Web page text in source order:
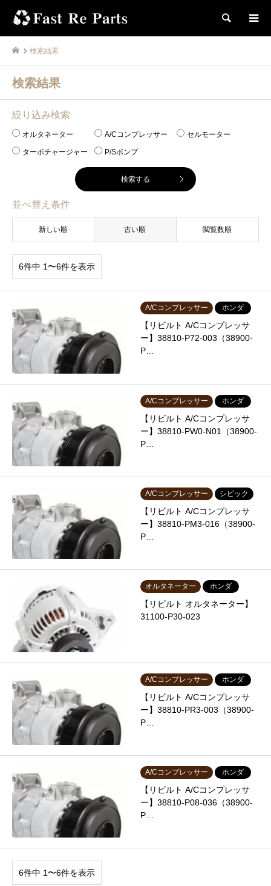
検索
検索結果
検索結果
絞り込み検索
オルタネーター A/Cコンプレッサー セルモーター
ターボチャージャー P/Sポンプ
並べ替え条件
新しい順 古い順 閲覧数順
6件中 1〜6件を表示
A/Cコンプレッサー ホンダ
【リビルト A/Cコンプレッサ
ー】38810-P72-003（38900-
P…
A/Cコンプレッサー ホンダ
【リビルト A/Cコンプレッサ
ー】38810-PW0-N01（38900-
P…
A/Cコンプレッサー シビック
【リビルト A/Cコンプレッサ
ー】38810-PM3-016（38900-
P…
オルタネーター ホンダ
【リビルト オルタネーター】
31100-P30-023
A/Cコンプレッサー ホンダ
【リビルト A/Cコンプレッサ
ー】38810-PR3-003（38900-
P…
A/Cコンプレッサー ホンダ
【リビルト A/Cコンプレッサ
ー】38810-P08-036（38900-
P…
6件中 1〜6件を表示